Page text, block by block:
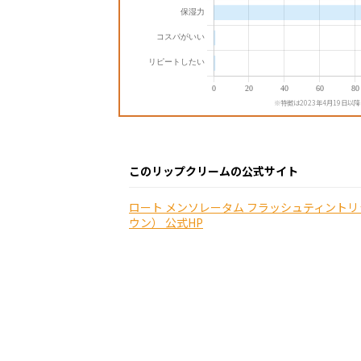
※特徴は2023年4月19日以降
このリップクリームの公式サイト
ロート メンソレータム フラッシュティント
ウン） 公式HP